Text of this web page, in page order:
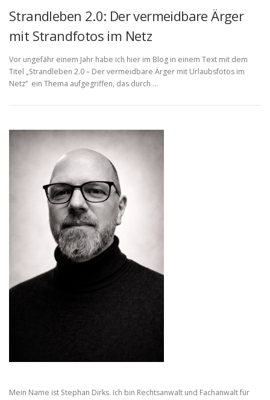
Strandleben 2.0: Der vermeidbare Ärger
mit Strandfotos im Netz
Vor ungefähr einem Jahr habe ich hier im Blog in einem Text mit dem
Titel „Strandleben 2.0 – Der vermeidbare Ärger mit Urlaubsfotos im
Netz“ ein Thema aufgegriffen, das durch …
Mein Name ist Stephan Dirks. Ich bin Rechtsanwalt und Fachanwalt für